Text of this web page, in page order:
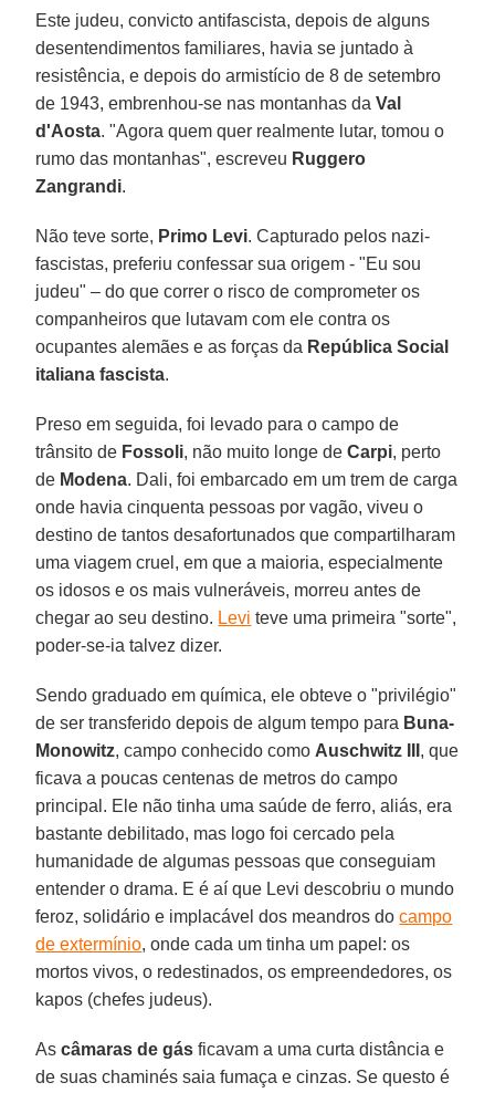
Este judeu, convicto antifascista, depois de alguns
desentendimentos familiares, havia se juntado à
resistência, e depois do armistício de 8 de setembro
de 1943, embrenhou-se nas montanhas daVal
d'Aosta. "Agora quem quer realmente lutar, tomou o
rumo das montanhas", escreveu Ruggero
Zangrandi.
Não teve sorte, Primo Levi. Capturado pelos nazi-
fascistas, preferiu confessar sua origem - "Eu sou
judeu" – do que correr o risco de comprometer os
companheiros que lutavam com ele contra os
ocupantes alemães e as forças da República Social
italiana fascista.
Preso em seguida, foi levado para o campo de
trânsito de Fossoli, não muito longe deCarpi, perto
de Modena. Dali, foi embarcado em um trem de carga
onde havia cinquenta pessoas por vagão, viveu o
destino de tantos desafortunados que compartilharam
uma viagem cruel, em que a maioria, especialmente
os idosos e os mais vulneráveis, morreu antes de
chegar ao seu destino. Levi teve uma primeira "sorte",
poder-se-ia talvez dizer.
Sendo graduado em química, ele obteve o "privilégio"
de ser transferido depois de algum tempo para Buna-
Monowitz, campo conhecido como Auschwitz III , que
ficava a poucas centenas de metros do campo
principal. Ele não tinha uma saúde de ferro, aliás, era
bastante debilitado, mas logo foi cercado pela
humanidade de algumas pessoas que conseguiam
entender o drama. E é aí que Levi descobriu o mundo
feroz, solidário e implacável dos meandros docampo
de extermínio, onde cada um tinha um papel: os
mortos vivos, o redestinados, os empreendedores, os
kapos (chefes judeus).
Ascâmaras de gás ficavam a uma curta distância e
de suas chaminés saia fumaça e cinzas. Se questo é